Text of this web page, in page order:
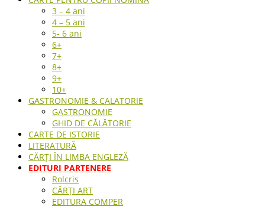
3 – 4 ani
4 – 5 ani
5- 6 ani
6+
7+
8+
9+
10+
GASTRONOMIE & CALATORIE
GASTRONOMIE
GHID DE CĂLĂTORIE
CARTE DE ISTORIE
LITERATURĂ
CĂRȚI ÎN LIMBA ENGLEZĂ
EDITURI PARTENERE
Rolcris
CĂRȚI ART
EDITURA COMPER